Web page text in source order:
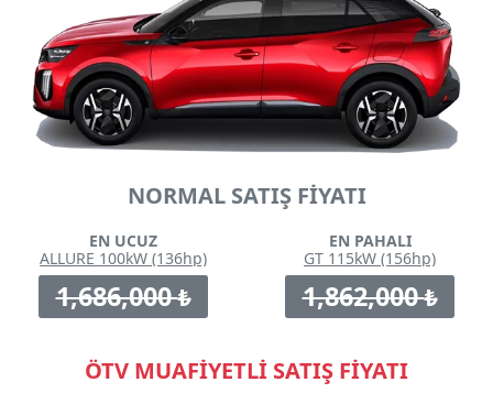
NORMAL SATIŞ FİYATI
EN UCUZ
ALLURE 100kW (136hp)
1,686,000₺
EN PAHALI
GT 115kW (156hp)
1,862,000₺
ÖTV MUAFİYETLİ SATIŞ FİYATI